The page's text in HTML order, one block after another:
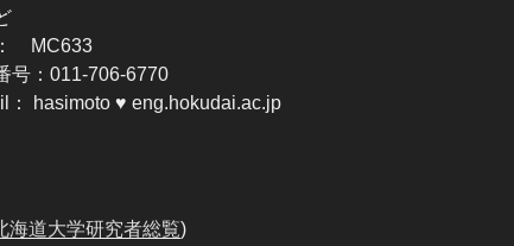
MC633
号：011-706-6770
： hasimoto ♥ eng.hokudai.ac.jp
海道大学研究者総覧)